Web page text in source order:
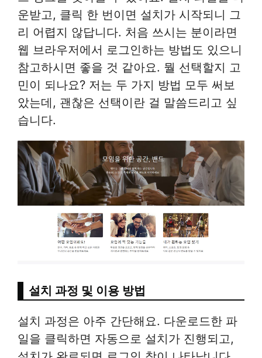
운받고, 클릭 한 번이면 설치가 시작되니 그
리 어렵지 않답니다. 처음 쓰시는 분이라면
웹 브라우저에서 로그인하는 방법도 있으니
참고하시면 좋을 것 같아요. 뭘 선택할지 고
민이 되나요? 저는 두 가지 방법 모두 써보
았는데, 괜찮은 선택이란 걸 말씀드리고 싶
습니다.
설치 과정 및 이용 방법
설치 과정은 아주 간단해요. 다운로드한 파
일을 클릭하면 자동으로 설치가 진행되고,